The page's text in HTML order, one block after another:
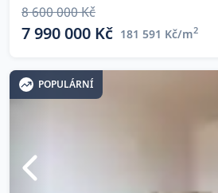
8 600 000 Kč
7 990 000 Kč 181 591 Kč/m2
POPULÁRNÍ